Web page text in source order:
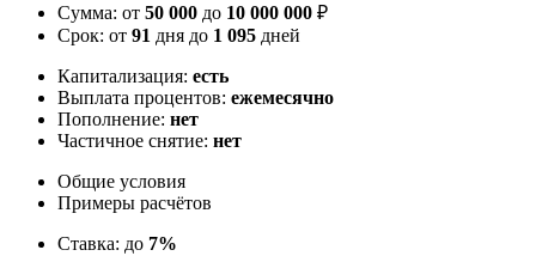
Сумма: от 50 000 до 10 000 000 ₽
Срок: от 91 дня до 1 095 дней
Капитализация: есть
Выплата процентов: ежемесячно
Пополнение: нет
Частичное снятие: нет
Общие условия
Примеры расчётов
Ставка: до 7%